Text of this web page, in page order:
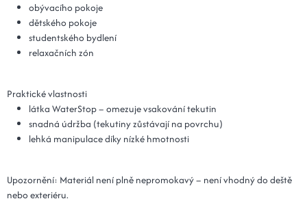
obývacího pokoje
dětského pokoje
studentského bydlení
relaxačních zón
Praktické vlastnosti
látka WaterStop – omezuje vsakování tekutin
snadná údržba (tekutiny zůstávají na povrchu)
lehká manipulace díky nízké hmotnosti
Upozornění: Materiál není plně nepromokavý – není vhodný do deště
nebo exteriéru.